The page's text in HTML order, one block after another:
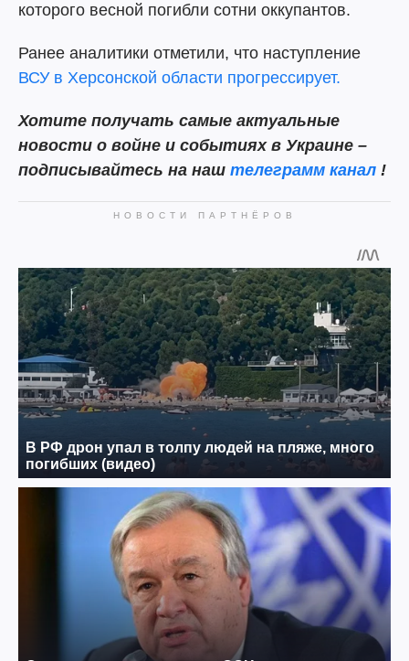
которого весной погибли сотни оккупантов.
Ранее аналитики отметили, что наступление
ВСУ в Херсонской области прогрессирует.
Хотите получать самые актуальные
новости о войне и событиях в Украине –
подписывайтесь на наш телеграмм канал !